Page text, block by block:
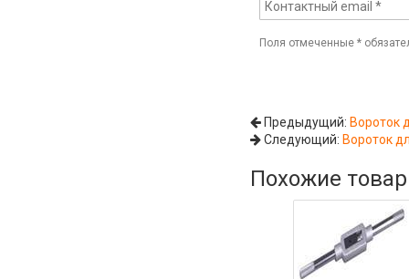
Поля отмеченные*
Предыдущий: Вороток
Следующий: Вороток
Похожие